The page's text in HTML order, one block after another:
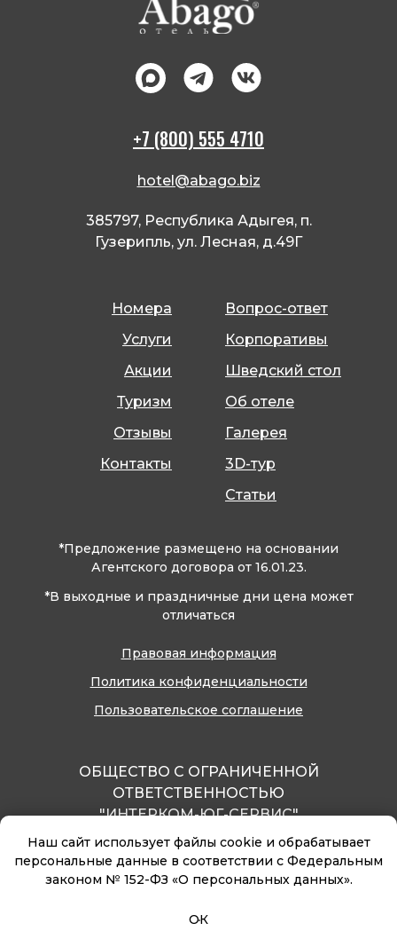
+7 (800) 555 4710
hotel@abago.biz
385797, Республика Адыгея, п.
Гузерипль, ул. Лесная, д.49Г
ОБЩЕСТВО С ОГРАНИЧЕННОЙ
ОТВЕТСТВЕННОСТЬЮ
"ИНТЕРКОМ-ЮГ-СЕРВИС"
ОГРН 1040100545836
ИНН 0105043442
© Горный отель «Абаго»
*Предложение размещено на основании
Агентского договора от 16.01.23.
*В выходные и праздничные дни цена может
отличаться
Правовая информация
Пользовательское соглашение
Политика конфиденциальности
Номера
Услуги
Акции
Туризм
Контакты
Отзывы
Шведский стол
Корпоративы
Вопрос-ответ
Галерея
3D-тур
Статьи
Об отеле
Наш сайт использует файлы cookie и обрабатывает
персональные данные в соответствии с Федеральным
законом № 152-ФЗ «О персональных данных».
ОК